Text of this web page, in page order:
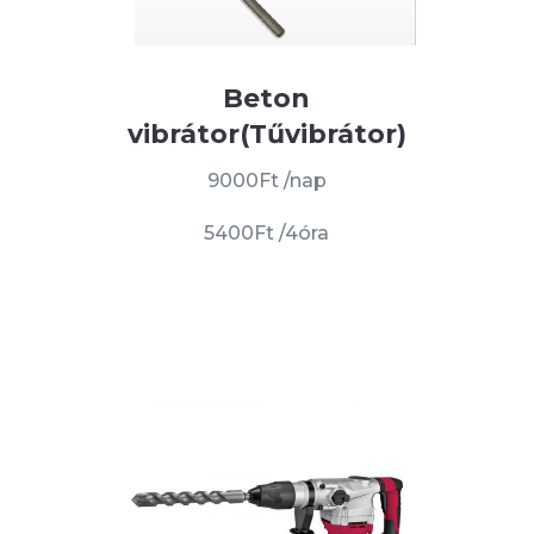
Beton
vibrátor(Tűvibrátor)
9000Ft /nap
5400Ft /4óra